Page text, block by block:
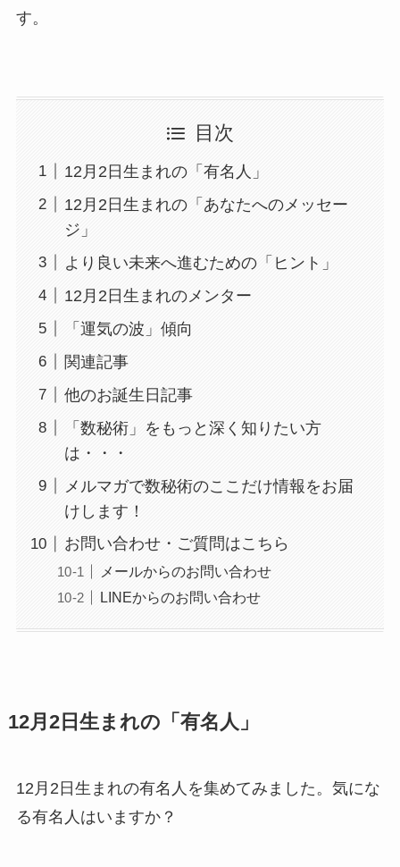
す。
目次
12月2日生まれの「有名人」
12月2日生まれの「あなたへのメッセー
ジ」
より良い未来へ進むための「ヒント」
12月2日生まれのメンター
「運気の波」傾向
関連記事
他のお誕生日記事
「数秘術」をもっと深く知りたい方
は・・・
メルマガで数秘術のここだけ情報をお届
けします！
お問い合わせ・ご質問はこちら
メールからのお問い合わせ
LINEからのお問い合わせ
12月2日生まれの「有名人」
12月2日生まれの有名人を集めてみました。気にな
る有名人はいますか？